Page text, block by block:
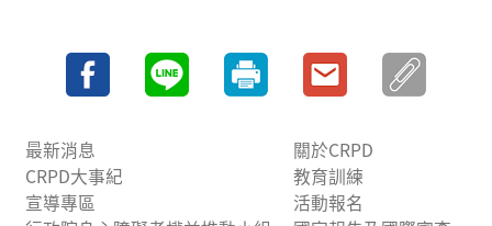
最新消息
關於CRPD
CRPD大事紀
教育訓練
宣導專區
活動報名